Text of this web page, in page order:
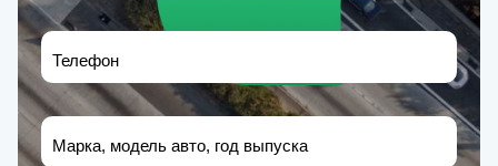
Телефон
Марка, модель авто, год выпуска